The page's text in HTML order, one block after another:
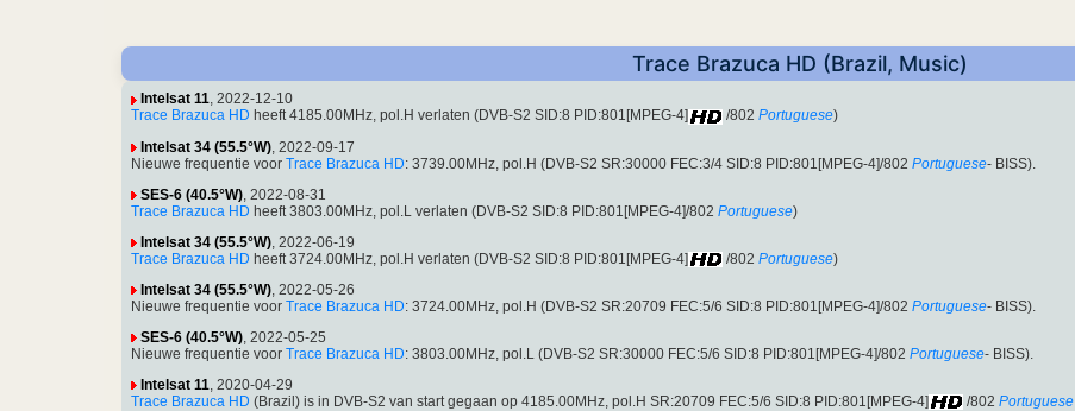
Trace Brazuca HD (Brazil, Music)
Intelsat 11, 2022-12-10
Trace Brazuca HD heeft 4185.00MHz, pol.H verlaten (DVB-S2 SID:8 PID:801[MPEG-4] /802 Portuguese)
Intelsat 34 (55.5°W) , 2022-09-17
Nieuwe frequentie voor Trace Brazuca HD: 3739.00MHz, pol.H (DVB-S2 SR:30000 FEC:3/4 SID:8 PID:801[MPEG-4]/802 Portuguese- BISS).
SES-6 (40.5°W) , 2022-08-31
Trace Brazuca HD heeft 3803.00MHz, pol.L verlaten (DVB-S2 SID:8 PID:801[MPEG-4]/802 Portuguese)
Intelsat 34 (55.5°W) , 2022-06-19
Trace Brazuca HD heeft 3724.00MHz, pol.H verlaten (DVB-S2 SID:8 PID:801[MPEG-4] /802 Portuguese)
Intelsat 34 (55.5°W), 2022-05-26
Nieuwe frequentie voor Trace Brazuca HD: 3724.00MHz, pol.H (DVB-S2 SR:20709 FEC:5/6 SID:8 PID:801[MPEG-4]/802 Portuguese- BISS).
SES-6 (40.5°W), 2022-05-25
Nieuwe frequentie voor Trace Brazuca HD: 3803.00MHz, pol.L (DVB-S2 SR:30000 FEC:5/6 SID:8 PID:801[MPEG-4]/802 Portuguese- BISS).
Intelsat 11, 2020-04-29
Trace Brazuca HD (Brazil) is in DVB-S2 van start gegaan op 4185.00MHz, pol.H SR:20709 FEC:5/6 SID:8 PID:801[MPEG-4] /802 Portuguese